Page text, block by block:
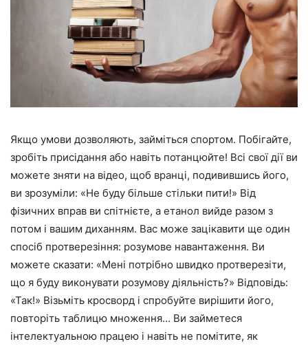
Якщо умови дозволяють, займіться спортом. Побігайте,
зробіть присідання або навіть потанцюйте! Всі свої дії ви
можете зняти на відео, щоб вранці, подивившись його,
ви зрозуміли: «Не буду більше стільки пити!» Від
фізичних вправ ви спітнієте, а етанол вийде разом з
потом і вашим диханням. Вас може зацікавити ще один
спосіб протверезіння: розумове навантаження. Ви
можете сказати: «Мені потрібно швидко протверезіти,
що я буду виконувати розумову діяльність?» Відповідь:
«Так!» Візьміть кросворд і спробуйте вирішити його,
повторіть таблицю множення… Ви займетеся
інтелектуальною працею і навіть не помітите, як